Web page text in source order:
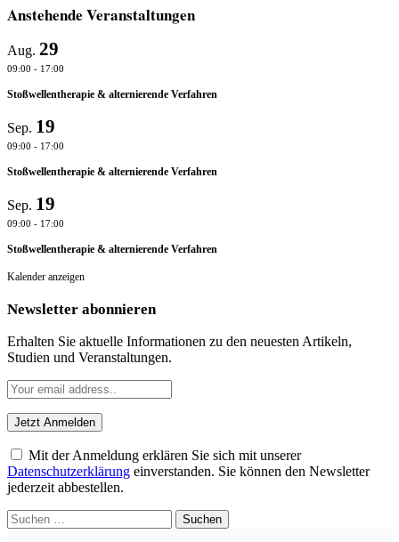
Anstehende Veranstaltungen
Aug. 29
09:00 - 17:00
Stoßwellentherapie & alternierende Verfahren
Sep. 19
09:00 - 17:00
Stoßwellentherapie & alternierende Verfahren
Sep. 19
09:00 - 17:00
Stoßwellentherapie & alternierende Verfahren
Kalender anzeigen
Newsletter abonnieren
Erhalten Sie aktuelle Informationen zu den neuesten Artikeln,
Studien und Veranstaltungen.
Mit der Anmeldung erklären Sie sich mit unserer
Datenschutzerklärung einverstanden. Sie können den Newsletter
jederzeit abbestellen.
Suchen
nach: